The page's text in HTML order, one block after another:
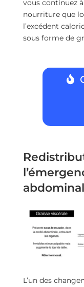
vous continuez
nourriture que
l’excédent
sous forme de
L’un des